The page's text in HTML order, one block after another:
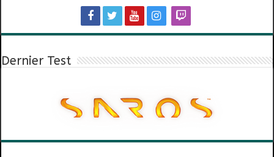
Dernier Test